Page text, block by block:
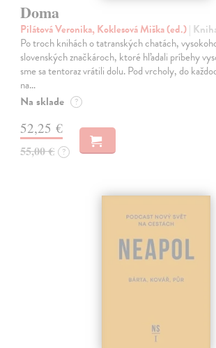
Doma
Pilátová Veronika, Koklesová Miška (ed.)|
Po troch knihách o tatranských chatách,
slovenských značkároch, ktoré hľadali príbehy
sme sa tentoraz vrátili dolu. Pod vrcholy, do
na…
Na sklade ?
52,25 €
55,00 € ?